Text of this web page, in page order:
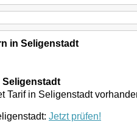
in Seligenstadt
Seligenstadt
Tarif in Seligenstadt
Jetzt prüfen!